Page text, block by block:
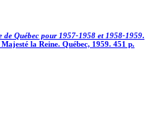
de Québec pour 1957-1958 et 1958-1959.
la Reine. Québec, 1959. 451 p.